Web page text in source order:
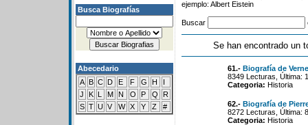
Busca Biografías
Abecedario
A B C D E F G H
I
J
K L M N O P Q
R
S T U V W X Y Z #
ejemplo: Albert Eistein
Buscar
Se han encontrado un
61.- Biografía de
8349 Lecturas, Última:
Categoria: Historia
62.- Biografía de
8272 Lecturas, Última:
Categoria: Historia